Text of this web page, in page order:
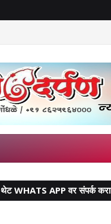
थेट WHATS APP वर संपर्क करा